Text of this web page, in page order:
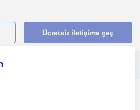
Ücretsiz iletişime geç
için Türkçe